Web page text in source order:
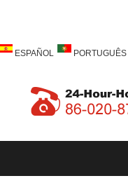
ESPAÑOL PORTUGUÊS